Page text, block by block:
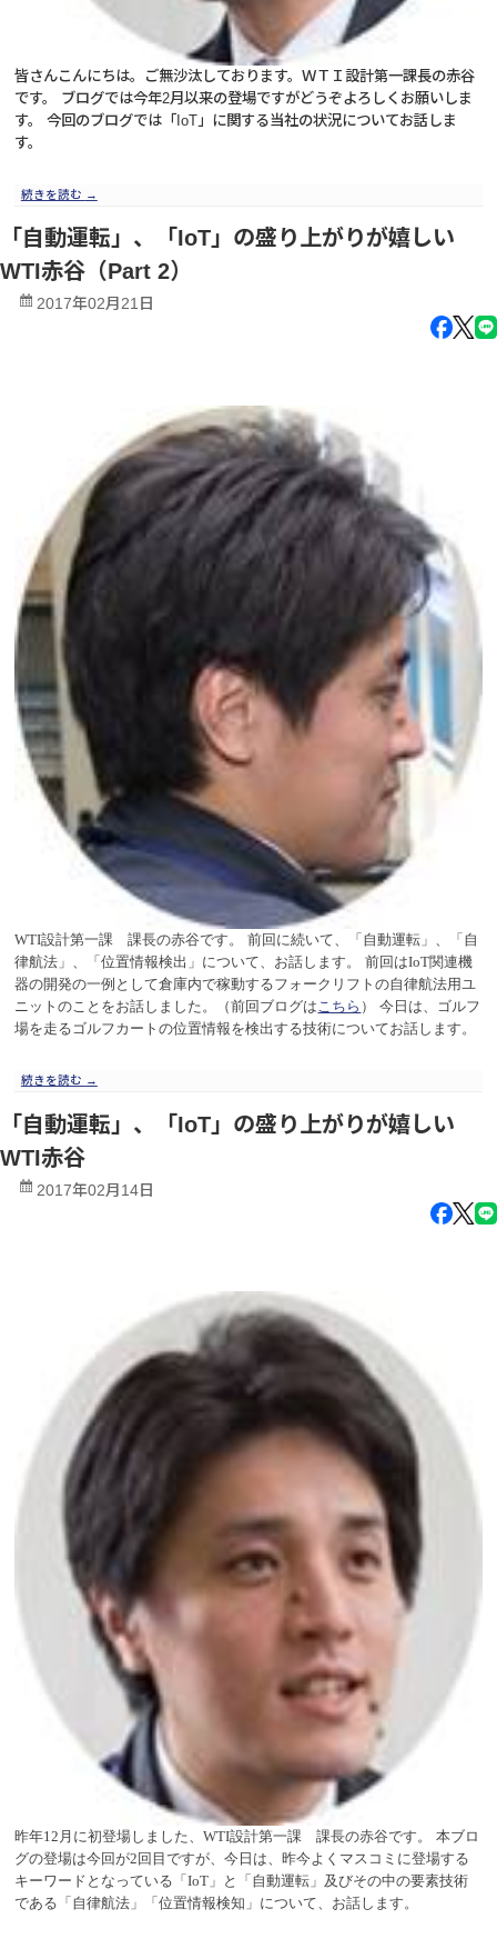
皆さんこんにちは。ご無沙汰しております。ＷＴＩ設計第一課長の赤谷
です。 ブログでは今年2月以来の登場ですがどうぞよろしくお願いしま
す。 今回のブログでは「IoT」に関する当社の状況についてお話しま
す。
続きを読む →
「自動運転」、「IoT」の盛り上がりが嬉しい
WTI赤谷（Part 2）
2017年02月21日
WTI設計第一課 課長の赤谷です。
前回に続いて、「自動運転」、「自
律航法」、「位置情報検出」について、お話します。
前回はIoT関連機
器の開発の一例として倉庫内で稼動するフォークリフトの自律航法用ユ
ニットのことをお話しました。（前回ブログはこちら ）
今日は、ゴルフ
場を走るゴルフカートの位置情報を検出する技術についてお話します。
続きを読む →
「自動運転」、「IoT」の盛り上がりが嬉しい
WTI赤谷
2017年02月14日
昨年12 月に初登場しました、WTI設計第一課 課長の赤谷です。
本ブロ
グの登場は今回が2 回目ですが、今日は、昨今よくマスコミに登場する
キーワードとなっている「IoT 」と「自動運転」及びその中の要素技術
である「自律航法」「位置情報検知」について、お話します。